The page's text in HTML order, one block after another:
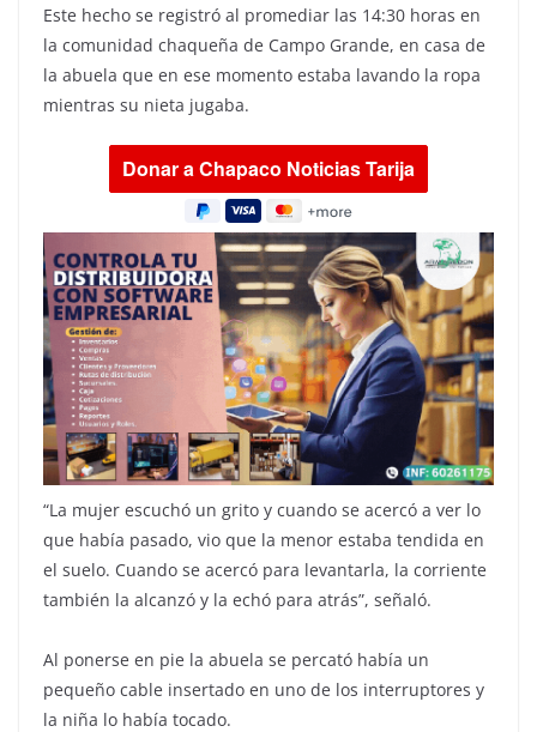
Este hecho se registró al promediar las 14:30 horas en
la comunidad chaqueña de Campo Grande, en casa de
la abuela que en ese momento estaba lavando la ropa
mientras su nieta jugaba.
“La mujer escuchó un grito y cuando se acercó a ver lo
que había pasado, vio que la menor estaba tendida en
el suelo. Cuando se acercó para levantarla, la corriente
también la alcanzó y la echó para atrás”, señaló.
Al ponerse en pie la abuela se percató había un
pequeño cable insertado en uno de los interruptores y
la niña lo había tocado.